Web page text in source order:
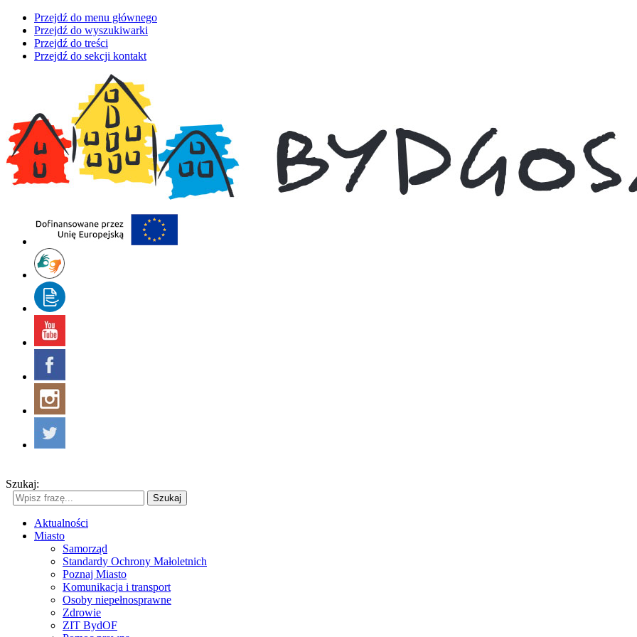
Przejdź do menu głównego
Przejdź do wyszukiwarki
Przejdź do treści
Przejdź do sekcji kontakt
Szukaj:
Szukaj
Aktualności
Miasto
Samorząd
Standardy Ochrony Małoletnich
Poznaj Miasto
Komunikacja i transport
Osoby niepełnosprawne
Zdrowie
ZIT BydOF